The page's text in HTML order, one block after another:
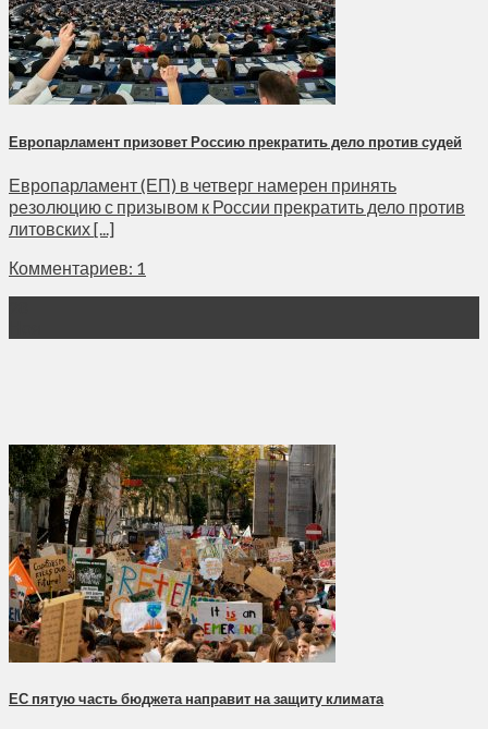
Европарламент призовет Россию прекратить дело против судей
Европарламент (ЕП) в четверг намерен принять
резолюцию с призывом к России прекратить дело против
литовских [...]
Комментариев: 1
ЕС пятую часть бюджета направит на защиту климата